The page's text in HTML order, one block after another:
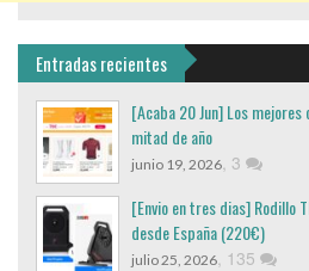
Entradas recientes
[Acaba 20 Jun] Los
mitad de año
junio 19, 2026, 3
[Envio en tres dias] Rodillo
desde España (220€)
julio 25, 2026, 135